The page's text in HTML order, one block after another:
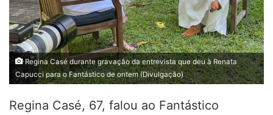
Regina Casé durante gravação da entrevista que deu à Renata
Capucci para o Fantástico de ontem (Divulgação)
Regina Casé, 67, falou ao Fantástico